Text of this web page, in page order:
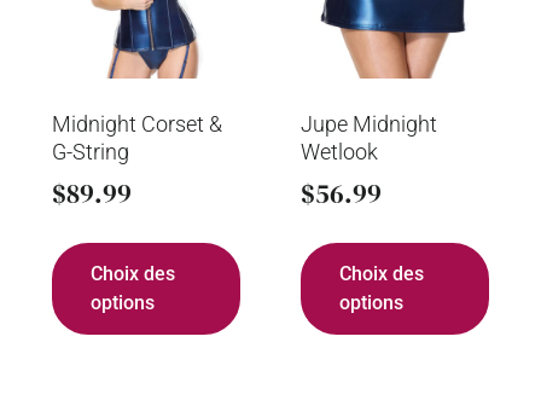
Midnight Corset &
G-String
$89.99
Choix des
options
Jupe Midnight
Wetlook
$56.99
Choix des
options